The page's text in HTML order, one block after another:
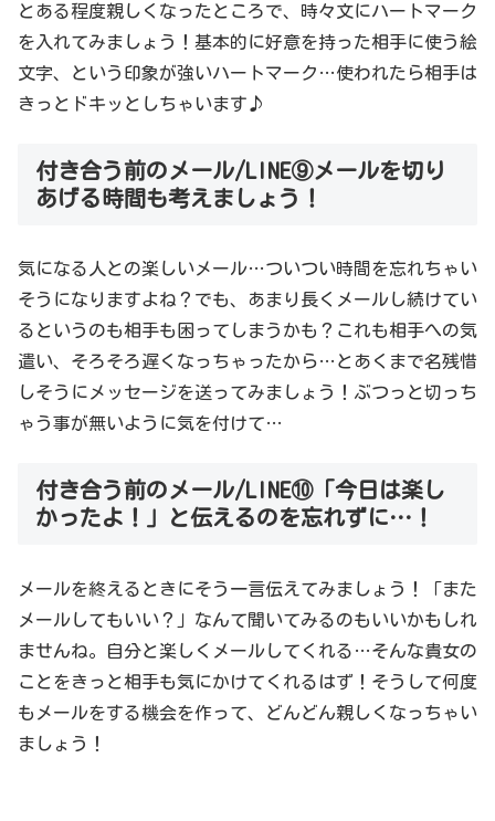
とある程度親しくなったところで、時々文にハートマーク
を入れてみましょう！基本的に好意を持った相手に使う絵
文字、という印象が強いハートマーク…使われたら相手は
きっとドキッとしちゃいます♪
付き合う前のメール/LINE⑨メールを切り
あげる時間も考えましょう！
気になる人との楽しいメール…ついつい時間を忘れちゃい
そうになりますよね？でも、あまり長くメールし続けてい
るというのも相手も困ってしまうかも？これも相手への気
遣い、そろそろ遅くなっちゃったから…とあくまで名残惜
しそうにメッセージを送ってみましょう！ぶつっと切っち
ゃう事が無いように気を付けて…
付き合う前のメール/LINE⑩「今日は楽し
かったよ！」と伝えるのを忘れずに…！
メールを終えるときにそう一言伝えてみましょう！「また
メールしてもいい？」なんて聞いてみるのもいいかもしれ
ませんね。自分と楽しくメールしてくれる…そんな貴女の
ことをきっと相手も気にかけてくれるはず！そうして何度
もメールをする機会を作って、どんどん親しくなっちゃい
ましょう！